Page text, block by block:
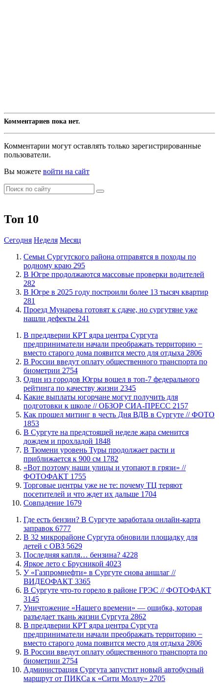
Комментариев пока нет.
Комментарии могут оставлять только зарегистрированные
пользователи.
Вы можете войти на сайт
Топ 10
Сегодня Неделя Месяц
​Семьи Сургутского района отправятся в походы по
родному краю 295
​В Югре продолжаются массовые проверки водителей
282
​В Югре в 2025 году построили более 13 тысяч квартир
281
​Проезд Мунарева готовят к сдаче, но сургутяне уже
нашли дефекты 241
​В преддверии КРТ ядра центра Сургута
предприниматели начали преображать территорию −
вместо старого дома появится место для отдыха 2806
В России введут оплату общественного транспорта по
биометрии 2754
Один из городов Югры вошел в топ-7 федерального
рейтинга по качеству жизни 2345
Какие выплаты югорчане могут получить для
подготовки к школе // ОБЗОР СИА-ПРЕСС 2157
Как прошел митинг в честь Дня ВДВ в Сургуте // ФОТО
1853
В Сургуте на предстоящей неделе жара сменится
дождем и прохладой 1848
В Тюмени уровень Туры продолжает расти и
приближается к 900 см 1782
«Вот поэтому наши улицы и утопают в грязи» //
ФОТОФАКТ 1755
Торговые центры уже не те: почему ТЦ теряют
посетителей и что ждет их дальше 1704
​Совпадение 1679
​Где есть бензин? В Сургуте заработала онлайн-карта
заправок 6777
В 32 микрорайоне Сургута обновили площадку для
детей с ОВЗ 5629
​Последняя капля… бензина? 4228
Яркое лето с Брусникой 4023
У «Газпромнефти» в Сургуте снова аншлаг //
ВИДЕОФАКТ 3365
​В Сургуте что-то горело в районе ГРЭС // ФОТОФАКТ
3145
​Уничтожение «Нашего времени» — ошибка, которая
разъедает ткань жизни Сургута 2862
​В преддверии КРТ ядра центра Сургута
предприниматели начали преображать территорию −
вместо старого дома появится место для отдыха 2806
В России введут оплату общественного транспорта по
биометрии 2754
​Администрация Сургута запустит новый автобусный
маршрут от ПИКСа к «Сити Моллу» 2705